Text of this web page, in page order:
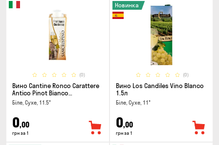
(0)
Вино Cantine Ronco Carattere
Antico Pinot Bianco
Chardonnay Rubicone IGT 0.25л
Біле, Сухе, 11.5°
0,00
грн за 1
(0)
Новинка
Вино Los Candiles Vino Blanco
1.5л
Біле, Сухе, 11°
0,00
грн за 1